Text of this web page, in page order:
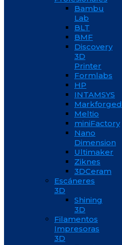
Bambu
Lab
BLT
BMF
Discovery
3D
Printer
Formlabs
HP
INTAMSYS
Markforged
Meltio
miniFactory
Nano
Dimension
Ultimaker
Ziknes
3DCeram
Escáneres
3D
Shining
3D
Filamentos
Impresoras
3D